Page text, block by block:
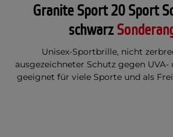
Granite Sport 20 Sport
schwarz
Unisex-Sportbrille, nicht
ausgezeichneter Schutz gegen UVA-
geeignet für viele Sporte und als